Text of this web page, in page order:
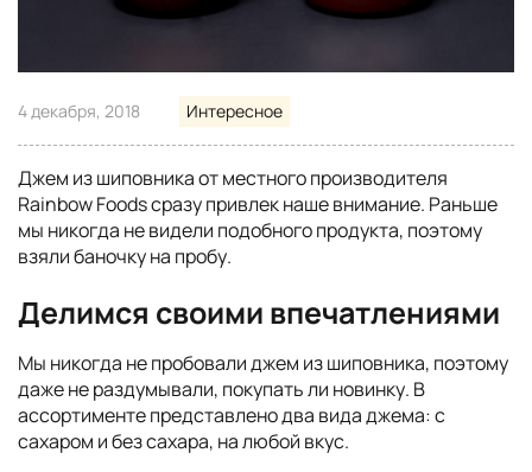
4 декабря, 2018 Интересное
Джем из шиповника от местного производителя
Rainbow Foods сразу привлек наше внимание. Раньше
мы никогда не видели подобного продукта, поэтому
взяли баночку на пробу.
Делимся своими впечатлениями
Мы никогда не пробовали джем из шиповника, поэтому
даже не раздумывали, покупать ли новинку. В
ассортименте представлено два вида джема: с
сахаром и без сахара, на любой вкус.